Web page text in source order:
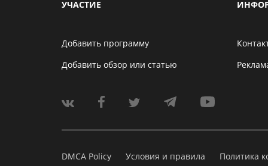
УЧАСТИЕ
Добавить программу
Добавить обзор или статью
DMCA Policy Условия и правила Политика